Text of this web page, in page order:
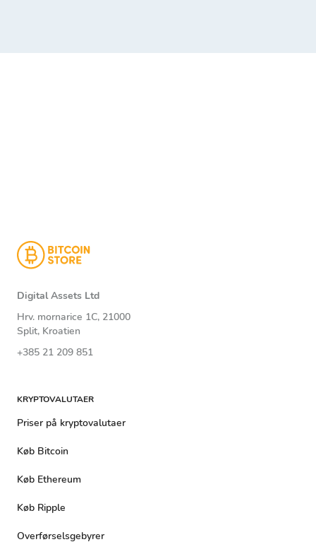
Digital Assets Ltd
Hrv. mornarice 1C, 21000
Split, Kroatien
+385 21 209 851
KRYPTOVALUTAER
Priser på kryptovalutaer
Køb Bitcoin
Køb Ethereum
Køb Ripple
Overførselsgebyrer